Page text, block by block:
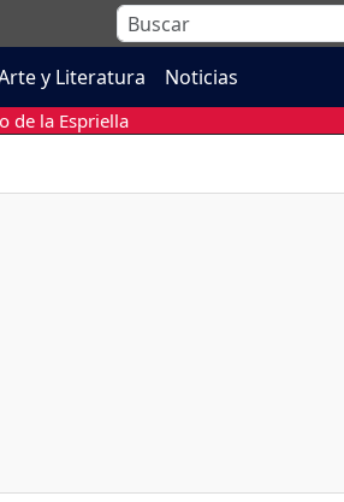
y Literatura Noticias
de la Espriella